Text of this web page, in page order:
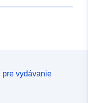
pre vydávanie